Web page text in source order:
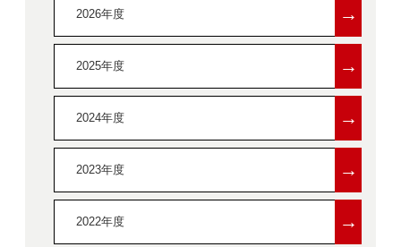
2026年度 →
2025年度 →
2024年度 →
2023年度 →
2022年度 →